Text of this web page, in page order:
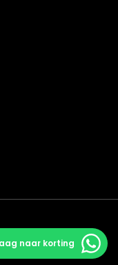
naar korting